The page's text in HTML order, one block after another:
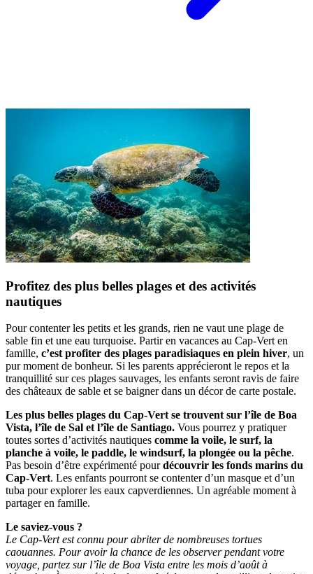
Profitez des plus belles plages et des activités
nautiques
Pour contenter les petits et les grands, rien ne vaut une plage de
sable fin et une eau turquoise. Partir en vacances au Cap-Vert en
famille, c’est profiter des plages paradisiaques en plein hiver, un
pur moment de bonheur. Si les parents apprécieront le repos et la
tranquillité sur ces plages sauvages, les enfants seront ravis de faire
des châteaux de sable et se baigner dans un décor de carte postale.
Les plus belles plages du Cap-Vert se trouvent sur l’île de Boa
Vista, l’île de Sal et l’île de Santiago. Vous pourrez y pratiquer
toutes sortes d’activités nautiques comme la voile, le surf, la
planche à voile, le paddle, le windsurf, la plongée ou la pêche.
Pas besoin d’être expérimenté pourdécouvrir les fonds marins du
Cap-Vert. Les enfants pourront se contenter d’un masque et d’un
tuba pour explorer les eaux capverdiennes. Un agréable moment à
partager en famille.
Le saviez-vous ?
Le Cap-Vert est connu pour abriter de nombreuses tortues
caouannes. Pour avoir la chance de les observer pendant votre
voyage, partez sur l’île de Boa Vista entre les mois d’août à